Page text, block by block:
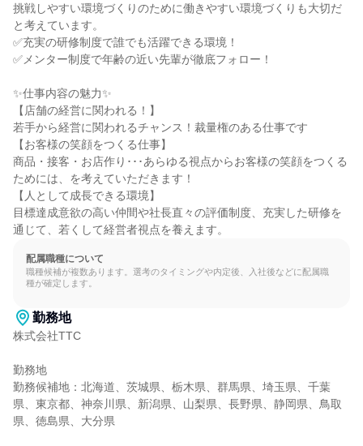
挑戦しやすい環境づくりのために働きやすい環境づくりも大切だ
と考えています。
✅充実の研修制度で誰でも活躍できる環境！
✅メンター制度で年齢の近い先輩が徹底フォロー！
✨仕事内容の魅力✨
【店舗の経営に関われる！】
若手から経営に関われるチャンス！裁量権のある仕事です
【お客様の笑顔をつくる仕事】
商品・接客・お店作り･･･あらゆる視点からお客様の笑顔をつくる
ためには、を考えていただきます！
【人として成長できる環境】
目標達成意欲の高い仲間や社長直々の評価制度、充実した研修を
通じて、若くして経営者視点を養えます。
配属職種について
職種候補が複数あります。選考のタイミングや内定後、入社後などに配属職
種が確定します。
勤務地
株式会社TTC
勤務地
勤務候補地：北海道、茨城県、栃木県、群馬県、埼玉県、千葉
県、東京都、神奈川県、新潟県、山梨県、長野県、静岡県、鳥取
県、徳島県、大分県